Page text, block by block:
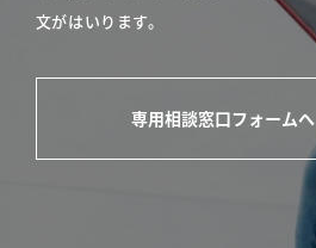
文がはいります。
専用相談窓口フォームへ